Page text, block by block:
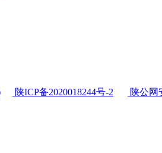
陕ICP备2020018244号-2 陕公网